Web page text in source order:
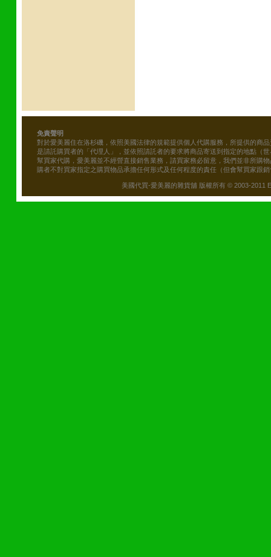
免責聲明
對於愛美麗住在洛杉磯，依照美國法律的規範提供個人代購服務，所提供的商
是請託購買者的「代理人」，並依照請託者的要求將商品寄送到指定的地點（
幫買家代購，愛美麗並不經營直接銷售業務，請買家務必留意，我們並非所購
購者不對買家指定之購買物品承擔任何形式及任何程度的責任（但會幫買家跟
美國代買-愛美麗的雜貨舖 版權所有 © 2003-2011